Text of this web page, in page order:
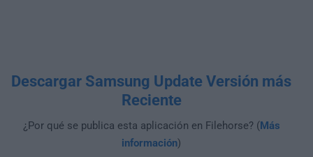
Descargar Samsung Update Versión más
Reciente
¿Por qué se publica esta aplicación en Filehorse? (Más
información)